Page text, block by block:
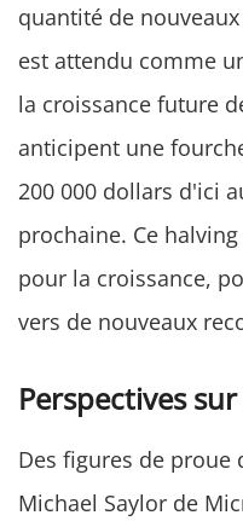
quantité de
est attendu comme
la croissance future
anticipent une
200 000 dollars d'ici
prochaine. Ce
pour la croissance,
vers de nouveaux
Perspectives
Des figures de proue
Michael Saylor de